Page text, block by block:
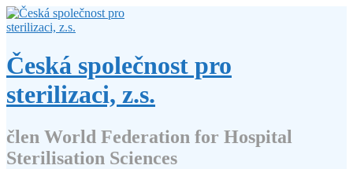
Přejít
k
webu
Česká společnost pro
sterilizaci, z.s.
člen World Federation for Hospital
Sterilisation Sciences